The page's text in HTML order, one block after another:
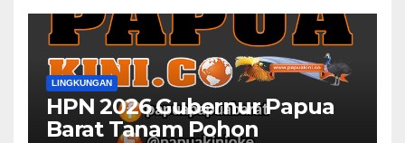
LINGKUNGAN
HPN 2026 Gubernur Papua
Barat Tanam Pohon